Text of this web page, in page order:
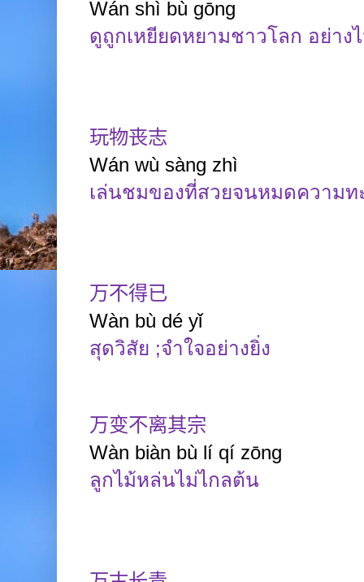
Wán shì bù gōng
ดูถูกเหยียดหยามชาวโลก อย่าง
玩物丧志
Wán wù sàng zhì
เล่นชมของที่สวยจนหมดความท
万不得已
Wàn bù dé yǐ
สุดวิสัย ;จำใจอย่างยิ่ง
万变不离其宗
Wàn biàn bù lí qí zōng
ลูกไม้หล่นไม่ไกลต้น